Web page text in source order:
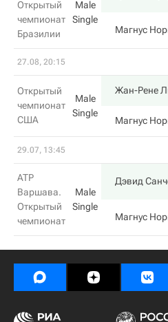
Открытый
чемпионат
Бразилии
Male
Single
Магнус
27.08, 20:15
Открытый
чемпионат
США
Male
Single
Жан-Рене
Магнус
29.07, 13:45
ATP
Варшава.
Открытый
чемпионат
Male
Single
Дэвид
Магнус